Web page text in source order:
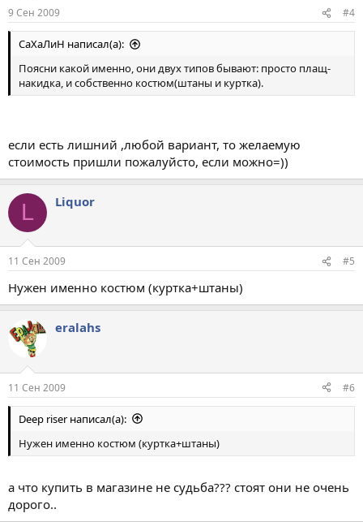
9 Сен 2009 #4
СаХаЛиН написал(а):
Поясни какой именно, они двух типов бывают: просто плащ-
накидка, и собственно костюм(штаны и куртка).
если есть лишний ,любой вариант, то желаемую
стоимость пришли пожалуйсто, если можно=))
L Liquor
11 Сен 2009 #5
Нужен именно костюм (куртка+штаны)
eralahs
11 Сен 2009 #6
Deep riser написал(а):
Нужен именно костюм (куртка+штаны)
а что купить в магазине не судьба??? стоят они не очень
дорого..